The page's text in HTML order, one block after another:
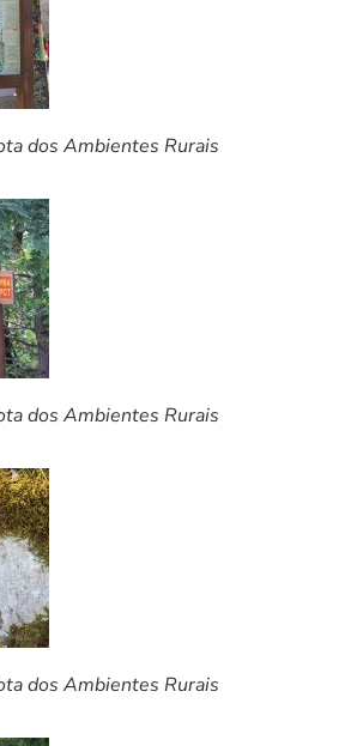
dos Ambientes Rurais
dos Ambientes Rurais
dos Ambientes Rurais